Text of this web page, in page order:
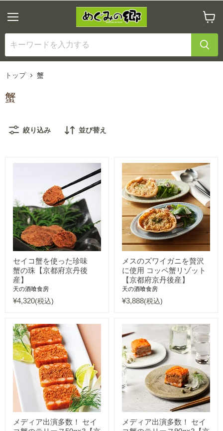
ニ
ュ
ー
ー
ト
を
見
トップ
蟹
蟹
絞り込み 並び替え
セイコ蟹を使った珍味
蟹の珠【京都府京丹後
産】
天の酒喰食房
¥4,320(税込)
メスのズワイガニを贅沢
に使用 コッペ蟹リゾット
【京都府京丹後産】
天の酒喰食房
¥3,888(税込)
メディア出演多数！ セイ
メディア出演多数！ セイ